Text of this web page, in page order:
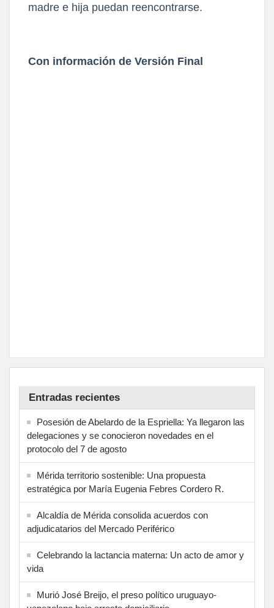
madre e hija puedan reencontrarse.
Con información de Versión Final
Entradas recientes
Posesión de Abelardo de la Espriella: Ya llegaron las
delegaciones y se conocieron novedades en el
protocolo del 7 de agosto
Mérida territorio sostenible: Una propuesta
estratégica por María Eugenia Febres Cordero R.
Alcaldía de Mérida consolida acuerdos con
adjudicatarios del Mercado Periférico
Celebrando la lactancia materna: Un acto de amor y
vida
Murió José Breijo, el preso político uruguayo-